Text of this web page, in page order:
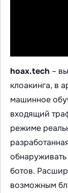
hoax.tech –
клоакинга, в
машинное
входящий
режиме
ботов.
возможным